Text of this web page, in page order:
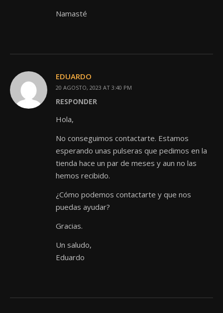
Namasté
EDUARDO
20 AGOSTO, 2023 AT 3:40 PM
RESPONDER
Hola,
No conseguimos contactarte. Estamos
esperando unas pulseras que pedimos en la
tienda hace un par de meses y aun no las
hemos recibido.
¿Cómo podemos contactarte y que nos
puedas ayudar?
Gracias.
Un saludo,
Eduardo